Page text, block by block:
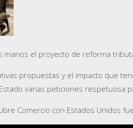
manos el proyecto de reforma
propuestas y el impacto que
varias peticiones respetuosa
Comercio con Estados Unidos